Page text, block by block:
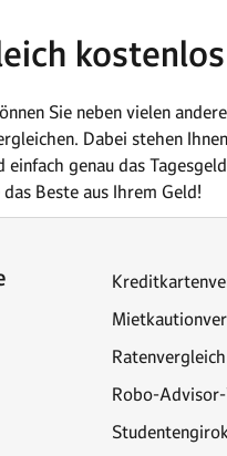
Sie neben vielen
Dabei stehen
genau das
Beste aus Ihrem Geld!
Ratenvergleich
Robo-